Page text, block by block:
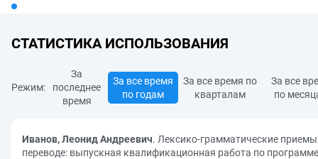
СТАТИСТИКА ИСПОЛЬЗОВАНИЯ
Режим:
За
последнее
время
За все время
по годам
За все время по
кварталам
За все
по
Иванов, Леонид Андреевич. Лексико-грамматические
переводе: выпускная квалификационная работа по программе